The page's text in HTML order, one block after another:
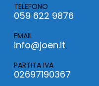
TELEFONO
059 622 9876
EMAIL
info@joen.it
PARTITA IVA
02697190367